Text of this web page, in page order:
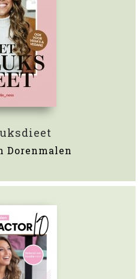
Dorenmalen